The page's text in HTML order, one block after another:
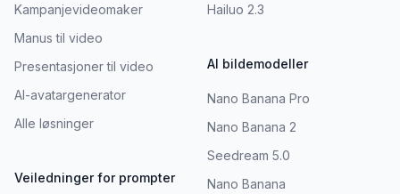
Kampanjevideomaker
Manus til video
Presentasjoner til video
AI-avatargenerator
Alle løsninger
Veiledninger for prompter
Hailuo 2.3
AI bildemodeller
Nano Banana Pro
Nano Banana 2
Seedream 5.0
Nano Banana